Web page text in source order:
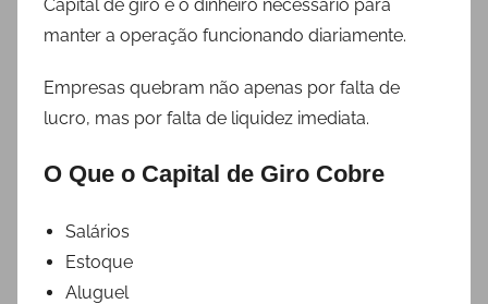
Capital de giro é o dinheiro necessário para
manter a operação funcionando diariamente.
Empresas quebram não apenas por falta de
lucro, mas por falta de liquidez imediata.
O Que o Capital de Giro Cobre
Salários
Estoque
Aluguel